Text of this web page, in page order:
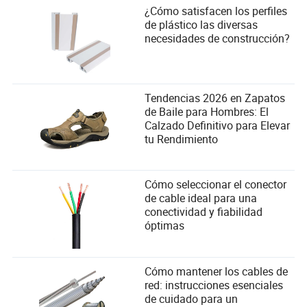
(Fuente: Aurora Mobile)
Tomados en conjunto, los datos sugieren que la industria
transformación profunda deexpansión impulsada por el
competencia impulsada por la calidad . El
mercado ya no depende principalmente de adquirir
nuevos usuarios a gran escala, sino que se está
desplazando hacia maximizar el valor de vida de los
refinadas y los modelos de servicio a largo plazo sean
cada vez más críticos para la supervivencia.
Al mismo tiempo, la IA ya no es solo una herramienta
¿Cómo satisfacen los perfiles
de plástico las diversas
necesidades de construcción?
Tendencias 2026 en Zapatos
de Baile para Hombres: El
Calzado Definitivo para Elevar
tu Rendimiento
Cómo seleccionar el conector
de cable ideal para una
conectividad y fiabilidad
óptimas
Cómo mantener los cables de
red: instrucciones esenciales
de cuidado para un